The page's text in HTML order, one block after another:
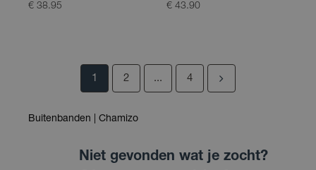
€ 38.95
€ 43.90
1 2 ... 4
Buitenbanden | Chamizo
Niet gevonden wat je zocht?